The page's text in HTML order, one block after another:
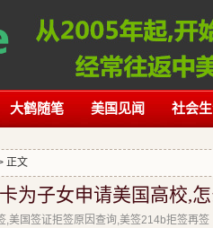
大鹤随笔 美国见闻 社会
正文
为子女申请美国高校,
,美国签证拒签原因查询,美签214b拒签再签